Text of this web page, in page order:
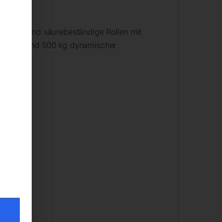
öl- und säurebeständige Rollen mit
und 500 kg dynamischer